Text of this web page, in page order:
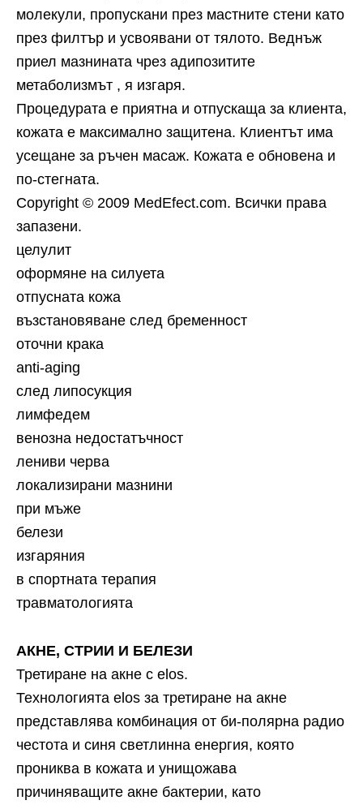
молекули, пропускани през мастните стени като
през филтър и усвоявани от тялото. Веднъж
приел мазнината чрез адипозитите
метаболизмът , я изгаря.
Процедурата е приятна и отпускаща за клиента,
кожата е максимално защитена. Клиентът има
усещане за ръчен масаж. Кожата е обновена и
по-стегната.
Copyright © 2009 MedEfect.com. Всички права
запазени.
целулит
oформяне на силуета
отпусната кожа
възстановяване след бременност
оточни крака
anti-aging
след липосукция
лимфедем
венозна недостатъчност
лениви черва
локализирани мазнини
при мъже
белези
изгаряния
в спортната терапия
травматологията
АКНЕ, СТРИИ И БЕЛЕЗИ
Третиране на акне с elos.
Технологията elos за третиране на акне
представлява комбинация от би-полярна радио
честота и синя светлинна енергия, която
прониква в кожата и унищожава
причиняващите акне бактерии, като